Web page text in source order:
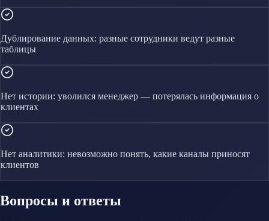
Дублирование данных: разные сотрудники ведут разные
таблицы
Нет истории: уволился менеджер — потерялась информация о
клиентах
Нет аналитики: невозможно понять, какие каналы приносят
клиентов
Вопросы и ответы